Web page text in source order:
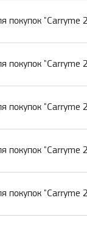
покупок "Carryme
покупок "Carryme
покупок "Carryme
покупок "Carryme
покупок "Carryme